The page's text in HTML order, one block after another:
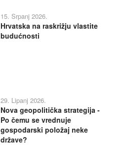
15. Srpanj 2026.
Hrvatska na raskrižju vlastite
budućnosti
29. Lipanj 2026.
Nova geopolitička strategija -
Po čemu se vrednuje
gospodarski položaj neke
države?